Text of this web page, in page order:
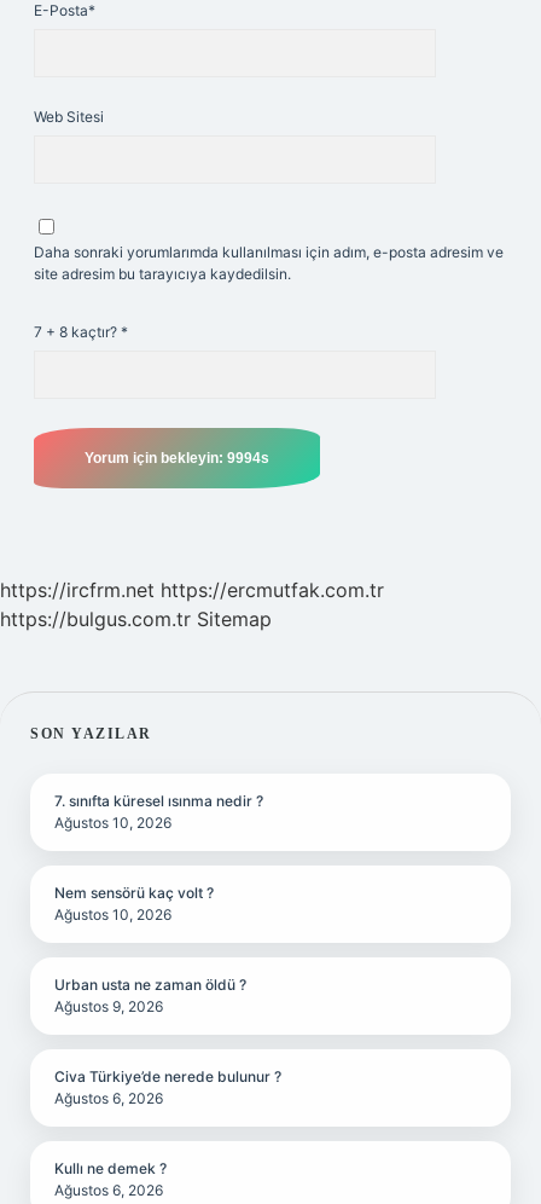
E-Posta*
Web Sitesi
Daha sonraki yorumlarımda kullanılması için adım, e-posta adresim ve
site adresim bu tarayıcıya kaydedilsin.
7 + 8 kaçtır? *
https://ircfrm.net https://ercmutfak.com.tr
https://bulgus.com.tr Sitemap
SIDEBAR
SON YAZILAR
7. sınıfta küresel ısınma nedir ?
Ağustos 10, 2026
Nem sensörü kaç volt ?
Ağustos 10, 2026
Urban usta ne zaman öldü ?
Ağustos 9, 2026
Civa Türkiye’de nerede bulunur ?
Ağustos 6, 2026
Kullı ne demek ?
Ağustos 6, 2026